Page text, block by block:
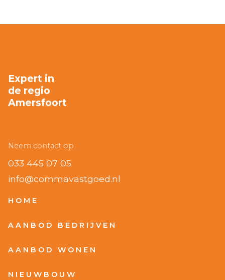
Expert in
de regio
Amersfoort
Neem contact op
033 445 07 05
info@commavastgoed.nl
HOME
AANBOD BEDRIJVEN
AANBOD WONEN
NIEUWBOUW